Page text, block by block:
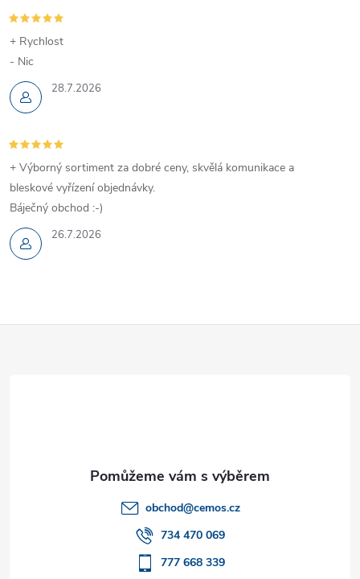
28.7.2026
+ Rychlost
- Nic
26.7.2026
+ Výborný sortiment za dobré ceny, skvělá komunikace a
bleskové vyřízení objednávky.
Báječný obchod :-)
obchod@cemos.cz
734 470 069
777 668 339